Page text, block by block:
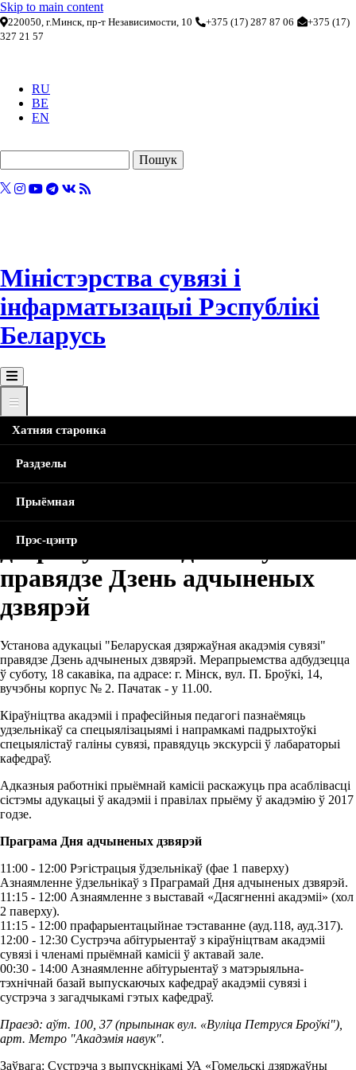
Skip to main content
220050, г.Минск, пр-т Независимости, 10 +375 (17) 287 87 06
+375 (17)
327 21 57
RU
BE
EN
Міністэрства сувязі і
інфарматызацыі Рэспублікі
Беларусь
Хатняя старонка
Раздзелы
Прыёмная
Прэс-цэнтр
Breadcrumb
Хатняя Старонка Навіны
18 сакавіка Беларуская
дзяржаўная акадэмія сувязі правядзе Дзень адчыненых
18 сакавіка Беларуская
дзяржаўная акадэмія сувязі
правядзе Дзень адчыненых
дзвярэй
Установа адукацыі "Беларуская дзяржаўная акадэмія сувязі"
правядзе Дзень адчыненых дзвярэй. Мерапрыемства адбудзецца
ў суботу, 18 сакавіка, па адрасе: г. Мінск, вул. П. Броўкі, 14,
вучэбны корпус № 2. Пачатак - у 11.00.
Кіраўніцтва акадэміі і прафесійныя педагогі пазнаёмяць
удзельнікаў са спецыялізацыямі і напрамкамі падрыхтоўкі
спецыялістаў галіны сувязі, правядуць экскурсіі ў лабараторыі
кафедраў.
Адказныя работнікі прыёмнай камісіі раскажуць пра асаблівасці
сістэмы адукацыі ў акадэміі і правілах прыёму ў акадэмію ў 2017
годзе.
Праграма Дня адчыненых дзвярэй
11:00 - 12:00 Рэгістрацыя ўдзельнікаў (фае 1 паверху)
Азнаямленне ўдзельнікаў з Праграмай Дня адчыненых дзвярэй.
11:15 - 12:00 Азнаямленне з выставай «Дасягненні акадэміі» (хол
2 паверху).
11:15 - 12:00 прафарыентацыйнае тэставанне (ауд.118, ауд.317).
12:00 - 12:30 Сустрэча абітурыентаў з кіраўніцтвам акадэміі
сувязі і членамі прыёмнай камісіі ў актавай зале.
00:30 - 14:00 Азнаямленне абітурыентаў з матэрыяльна-
тэхнічнай базай выпускаючых кафедраў акадэміі сувязі і
сустрэча з загадчыкамі гэтых кафедраў.
Праезд: аўт. 100, 37 (прыпынак вул. «Вуліца Петруся Броўкі"),
арт. Метро "Акадэмія навук".
Заўвага: Сустрэча з выпускнікамі УА «Гомельскі дзяржаўны